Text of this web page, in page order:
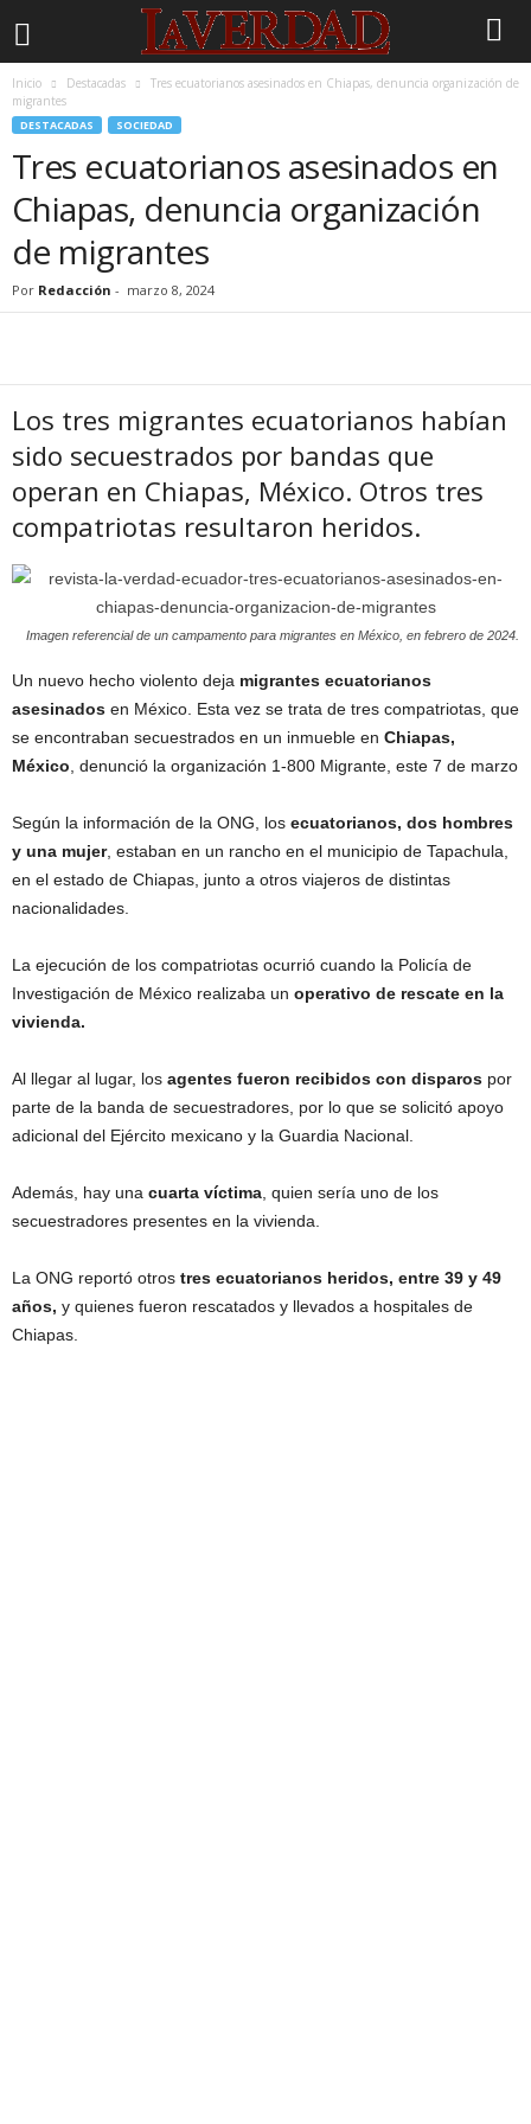
Inicio Destacadas
Tres ecuatorianos asesinados en Chiapas, denuncia organización de
migrantes
DESTACADAS SOCIEDAD
Tres ecuatorianos asesinados en
Chiapas, denuncia organización
de migrantes
Por Redacción - marzo 8, 2024
Los tres migrantes ecuatorianos habían
sido secuestrados por bandas que
operan en Chiapas, México. Otros tres
compatriotas resultaron heridos.
Imagen referencial de un campamento para migrantes en México, en febrero de 2024.
Un nuevo hecho violento deja migrantes ecuatorianos
asesinados en México. Esta vez se trata de tres compatriotas, que
se encontraban secuestrados en un inmueble en Chiapas,
México , denunció la organización 1-800 Migrante, este 7 de marzo
Según la información de la ONG, los ecuatorianos, dos hombres
y una mujer, estaban en un rancho en el municipio de Tapachula,
en el estado de Chiapas, junto a otros viajeros de distintas
nacionalidades.
La ejecución de los compatriotas ocurrió cuando la Policía de
Investigación de México realizaba un operativo de rescate en la
vivienda.
Al llegar al lugar, los agentes fueron recibidos con disparos por
parte de la banda de secuestradores, por lo que se solicitó apoyo
adicional del Ejército mexicano y la Guardia Nacional.
Además, hay una cuarta víctima , quien sería uno de los
secuestradores presentes en la vivienda.
La ONG reportó otros tres ecuatorianos heridos, entre 39 y 49
años, y quienes fueron rescatados y llevados a hospitales de
Chiapas.